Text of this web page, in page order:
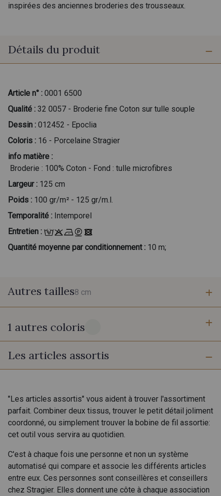
inspirées des anciennes broderies des trousseaux.
Détails du produit
Article n° : 0001 6500
Qualité : 32 0057 - Broderie fine Coton sur tulle souple
Dessin : 012452 - Epoclia
Coloris : 16 - Porcelaine Stragier
info matière :
Broderie : 100% Coton - Fond : tulle microfibres
Largeur : 125 cm
Poids : 100 gr/m² - 125 gr/m.l.
Temporalité : Intemporel
Entretien :
Quantité moyenne par conditionnement : 10 m;
Autres tailles8 cm
8 cm
1 autres coloris
20 - Ivoire Stragier
Les articles assortis
"Les articles assortis" vous aident à trouver l'assortiment
parfait. Combiner deux tissus, trouver le petit détail joliment
coordonné, ou simplement trouver la bobine de fil assortie:
cet outil vous servira au quotidien.
C'est à chaque fois une personne et non un système
automatisé qui compare et associe les différents articles
entre eux. Ces personnes sont conseillères et conseillers
chez Stragier. Elles donnent une côte à chaque association